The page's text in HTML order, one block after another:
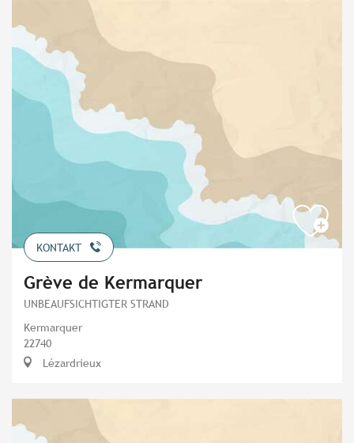
KONTAKT
Grève de Kermarquer
UNBEAUFSICHTIGTER STRAND
Kermarquer
22740
Lézardrieux